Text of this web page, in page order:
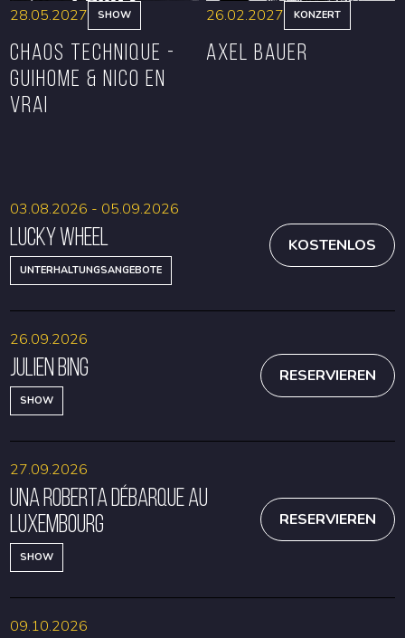
28.05.2027 SHOW
CHAOS TECHNIQUE -
GUIHOME & NICO EN
VRAI
26.02.2027 KONZERT
Axel Bauer
Lucky Wheel
UNTERHALTUNGSANGEBOTE
03.08.2026 - 05.09.2026
KOSTENLOS
Julien Bing
SHOW
26.09.2026
RESERVIEREN
Una Roberta débarque au
Luxembourg
SHOW
27.09.2026
RESERVIEREN
09.10.2026